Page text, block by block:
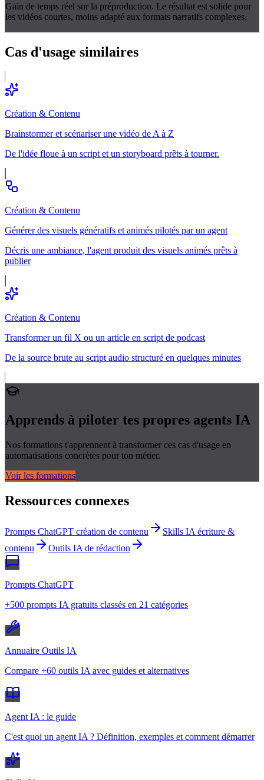
Gain de temps réel sur la préproduction. Le résultat est solide pour
les vidéos courtes, moins adapté aux formats narratifs complexes.
Cas d'usage similaires
Création & Contenu
Brainstormer et scénariser une vidéo de A à Z
De l'idée floue à un script et un storyboard prêts à tourner.
Création & Contenu
Générer des visuels génératifs et animés pilotés par un agent
Décris une ambiance, l'agent produit des visuels animés prêts à
publier
Création & Contenu
Transformer un fil X ou un article en script de podcast
De la source brute au script audio structuré en quelques minutes
Apprends à piloter tes propres agents IA
Nos formations t'apprennent à transformer ces cas d'usage en
automatisations concrètes pour ton métier.
Voir les formations
Ressources connexes
Prompts ChatGPT création de contenu
Skills IA écriture &
contenu
Outils IA de rédaction
Prompts ChatGPT
+500 prompts IA gratuits classés en 21 catégories
Annuaire Outils IA
Compare +60 outils IA avec guides et alternatives
Agent IA : le guide
C'est quoi un agent IA ? Définition, exemples et comment démarrer